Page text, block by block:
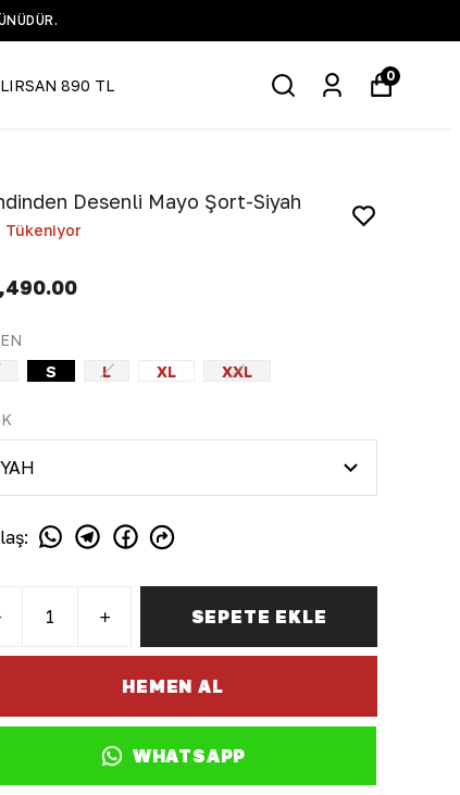
+90 532 519 5935
890 TL
0
Desenli Mayo Şort-Siyah
Tükeniyor
S L XL XXL
:
SEPETE EKLE
HEMEN AL
WHATSAPP